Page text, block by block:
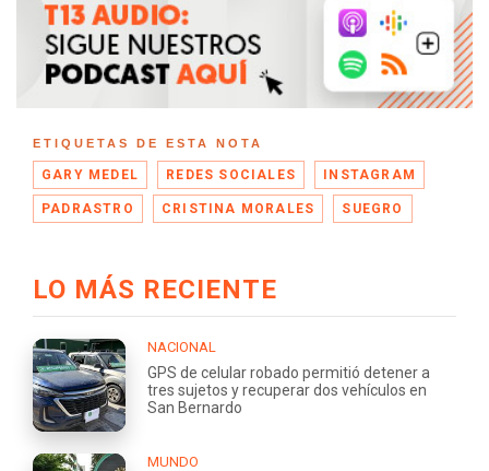
ETIQUETAS DE ESTA NOTA
GARY MEDEL REDES SOCIALES INSTAGRAM
PADRASTRO CRISTINA MORALES SUEGRO
LO MÁS RECIENTE
NACIONAL
GPS de celular robado permitió detener a
tres sujetos y recuperar dos vehículos en
San Bernardo
MUNDO